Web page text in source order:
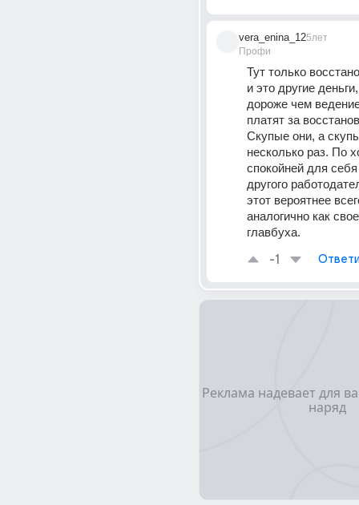
vera_enina_12
Профи
5лет
Тут только
и это другие
дороже чем
платят за
Скупые они, а
несколько раз. По
спокойней для
другого
этот вероятнее
аналогично как
главбуха.
-1